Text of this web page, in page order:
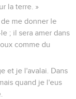
la terre. »
me donner le
; il sera amer dans
comme du
et je l'avalai. Dans
quand je l'eus